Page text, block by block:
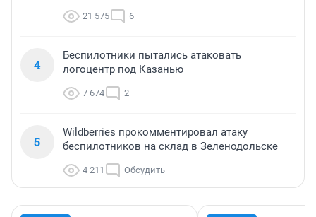
21 575 6
4
Беспилотники пытались атаковать
логоцентр под Казанью
7 674 2
5
Wildberries прокомментировал атаку
беспилотников на склад в Зеленодольске
4 211 Обсудить